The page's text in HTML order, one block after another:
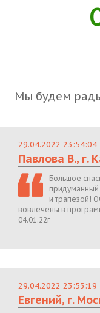
Мы будем
29.04.2022 23:54:04
Павлова В., г.
Большое
придуманный
и трапезой!
вовлечены в
04.01.22г
29.04.2022 23:53:19
Евгений, г.